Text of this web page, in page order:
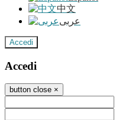
中文
عربى
Accedi
Accedi
button close ×